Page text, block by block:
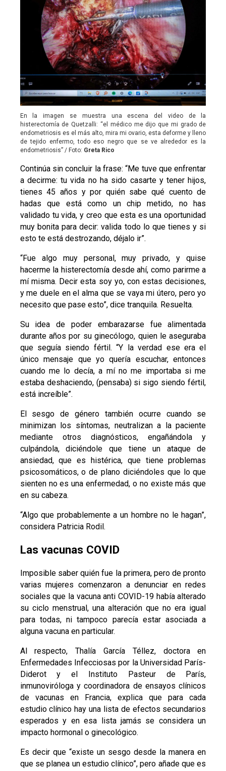
En la imagen se muestra una escena del video de la
histerectomía de Quetzalli: “el médico me dijo que mi grado de
endometriosis es el más alto, mira mi ovario, esta deforme y lleno
de tejido enfermo, todo eso negro que se ve alrededor es la
endometriosis” / Foto: Greta Rico
Continúa sin concluir la frase: “Me tuve que enfrentar
a decirme: tu vida no ha sido casarte y tener hijos,
tienes 45 años y por quién sabe qué cuento de
hadas que está como un chip metido, no has
validado tu vida, y creo que esta es una oportunidad
muy bonita para decir: valida todo lo que tienes y si
esto te está destrozando, déjalo ir”.
“Fue algo muy personal, muy privado, y quise
hacerme la histerectomía desde ahí, como parirme a
mí misma. Decir esta soy yo, con estas decisiones,
y me duele en el alma que se vaya mi útero, pero yo
necesito que pase esto”, dice tranquila. Resuelta.
Su idea de poder embarazarse fue alimentada
durante años por su ginecólogo, quien le aseguraba
que seguía siendo fértil. “Y la verdad ese era el
único mensaje que yo quería escuchar, entonces
cuando me lo decía, a mí no me importaba si me
estaba deshaciendo, (pensaba) si sigo siendo fértil,
está increíble”.
El sesgo de género también ocurre cuando se
minimizan los síntomas, neutralizan a la paciente
mediante otros diagnósticos, engañándola y
culpándola, diciéndole que tiene un ataque de
ansiedad, que es histérica, que tiene problemas
psicosomáticos, o de plano diciéndoles que lo que
sienten no es una enfermedad, o no existe más que
en su cabeza.
“Algo que probablemente a un hombre no le hagan”,
considera Patricia Rodil.
Las vacunas COVID
Imposible saber quién fue la primera, pero de pronto
varias mujeres comenzaron a denunciar en redes
sociales que la vacuna anti COVID-19 había alterado
su ciclo menstrual, una alteración que no era igual
para todas, ni tampoco parecía estar asociada a
alguna vacuna en particular.
Al respecto, Thalía García Téllez, doctora en
Enfermedades Infecciosas por la Universidad París-
Diderot y el Instituto Pasteur de París,
inmunoviróloga y coordinadora de ensayos clínicos
de vacunas en Francia, explica que para cada
estudio clínico hay una lista de efectos secundarios
esperados y en esa lista jamás se considera un
impacto hormonal o ginecológico.
Es decir que “existe un sesgo desde la manera en
que se planea un estudio clínico”, pero añade que es